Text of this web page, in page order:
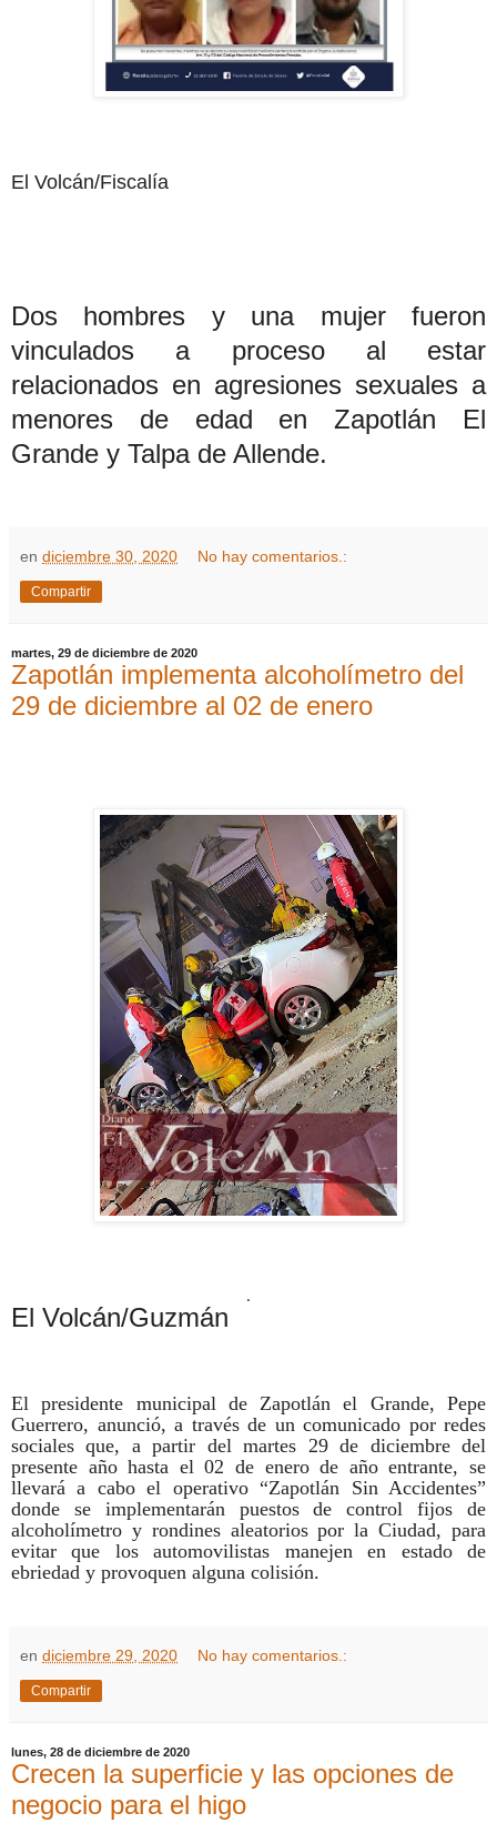
El Volcán/Fiscalía
Dos hombres y una mujer fueron
vinculados a proceso al estar
relacionados en agresiones sexuales a
menores de edad en Zapotlán El
Grande y Talpa de Allende.
en diciembre 30, 2020 No hay comentarios.:
Compartir
martes, 29 de diciembre de 2020
Zapotlán implementa alcoholímetro del
29 de diciembre al 02 de enero
.
El Volcán/Guzmán
El presidente municipal de Zapotlán el Grande, Pepe
Guerrero, anunció, a través de un comunicado por redes
sociales que, a partir del martes 29 de diciembre del
presente año hasta el 02 de enero de año entrante, se
llevará a cabo el operativo “Zapotlán Sin Accidentes”
donde se implementarán puestos de control fijos de
alcoholímetro y rondines aleatorios por la Ciudad, para
evitar que los automovilistas manejen en estado de
ebriedad y provoquen alguna colisión.
en diciembre 29, 2020 No hay comentarios.:
Compartir
lunes, 28 de diciembre de 2020
Crecen la superficie y las opciones de
negocio para el higo